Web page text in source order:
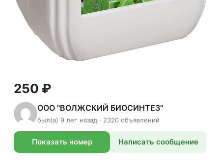
250 ₽
ООО "ВОЛЖСКИЙ БИОСИНТЕЗ"
был(а) 9 лет назад · 2320 объявлений
Показать номер Написать сообщение